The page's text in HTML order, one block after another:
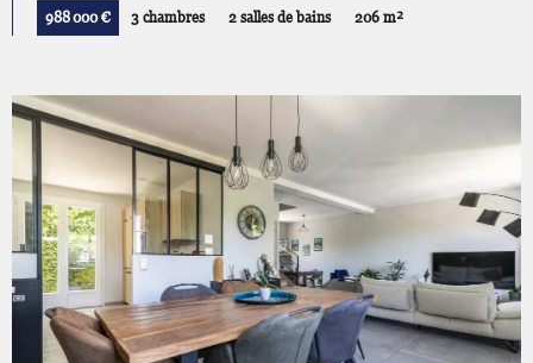
988 000 € 3 chambres 2 salles de bains 206 m²